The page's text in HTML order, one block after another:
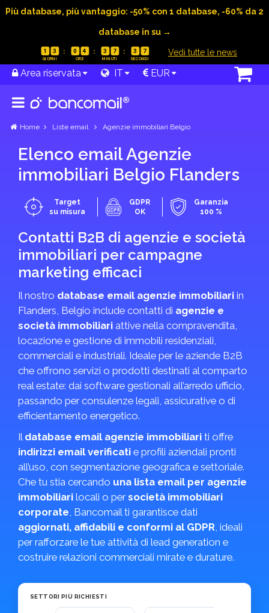
Più database, più vantaggio: -50% con 1 database, -60% da 2
database in su →
1 3 0 4 3 7 3 6 Vedi tutte le news
Area riservata IT EUR
Home Liste email Agenzie immobiliari Belgio
Elenco email Agenzie
immobiliari Belgio Flanders
Target
su misura
GDPR
OK
Garanzia
100 %
Contatti B2B di agenzie e società
immobiliari per campagne
marketing efficaci
Il nostro database email agenzie immobiliari in
Flanders, Belgio include contatti di agenzie e
società immobiliari attive nella compravendita,
locazione e gestione di immobili residenziali,
commerciali e industriali. Ideale per le aziende B2B
che offrono servizi o prodotti destinati al comparto
real estate: dai software gestionali all’arredo ufficio,
passando per consulenze legali, assicurative o di
efficientamento energetico.
Il database email agenzie immobiliari ti offre
indirizzi email verificati e profili aziendali pronti
all’uso, con segmentazione geografica e settoriale.
Che tu stia cercando una lista email per agenzie
immobiliari locali o persocietà immobiliari
corporate, Bancomail ti garantisce dati
aggiornati, affidabili e conformi al GDPR, ideali
per rafforzare le tue attività di lead generation e
costruire relazioni commerciali mirate e durature.
SETTORI PIÙ RICHIESTI